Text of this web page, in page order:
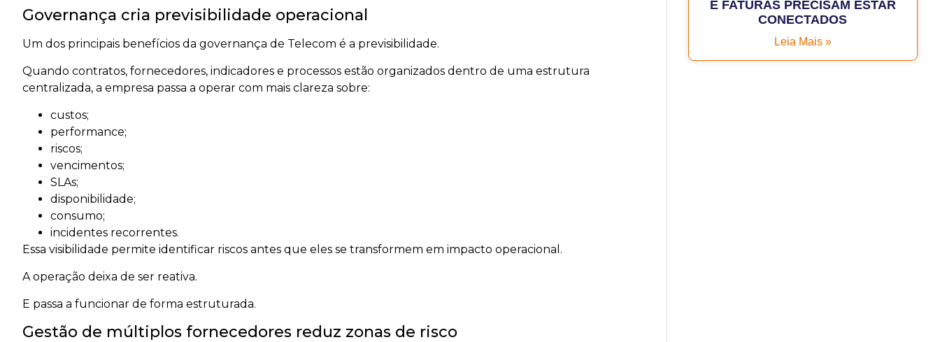
Governança cria previsibilidade operacional
Um dos principais benefícios da governança de Telecom é a previsibilidade.
Quando contratos, fornecedores, indicadores e processos estão organizados dentro de uma estrutura
centralizada, a empresa passa a operar com mais clareza sobre:
custos;
performance;
riscos;
vencimentos;
SLAs;
disponibilidade;
consumo;
incidentes recorrentes.
Essa visibilidade permite identificar riscos antes que eles se transformem em impacto operacional.
A operação deixa de ser reativa.
E passa a funcionar de forma estruturada.
Gestão de múltiplos fornecedores reduz zonas de risco
E FATURAS PRECISAM ESTAR
CONECTADOS
Leia Mais »